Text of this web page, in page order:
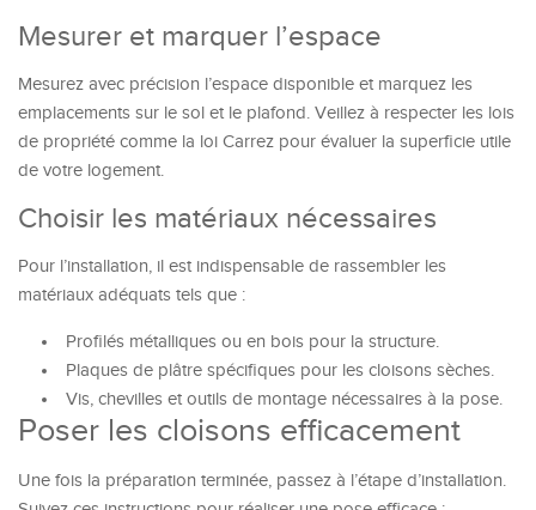
Mesurer et marquer l’espace
Mesurez avec précision l’espace disponible et marquez les
emplacements sur le sol et le plafond. Veillez à respecter les lois
de propriété comme la loi Carrez pour évaluer la superficie utile
de votre logement.
Choisir les matériaux nécessaires
Pour l’installation, il est indispensable de rassembler les
matériaux adéquats tels que :
Profilés métalliques ou en bois pour la structure.
Plaques de plâtre spécifiques pour les cloisons sèches.
Vis, chevilles et outils de montage nécessaires à la pose.
Poser les cloisons efficacement
Une fois la préparation terminée, passez à l’étape d’installation.